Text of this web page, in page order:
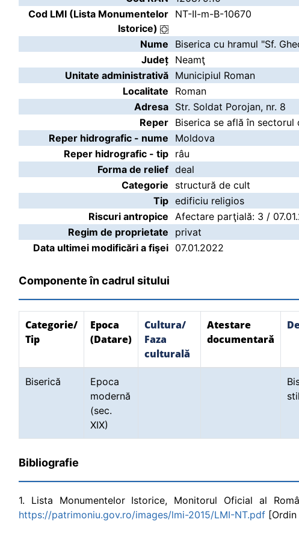
Cod LMI (Lista Monumentelor
Istorice)
NT-II-m-B-10670
Nume
Biserica cu hramul "Sf.
Județ Neamţ
Unitate administrativă Municipiul Roman
Localitate
Roman
Adresa Str. Soldat Porojan, nr. 8
Reper Biserica se află în sectorul
Reper hidrografic - nume
Moldova
Reper hidrografic - tip râu
Forma de relief deal
Categorie
structură de cult
Tip edificiu religios
Riscuri antropice Afectare parţială: 3 /
Regim de proprietate
privat
Data ultimei modificări a fişei 07.01.2022
Componente în cadrul sitului
Categorie/
Tip
Epoca
(Datare)
Cultura/
Faza
culturală
Atestare
documentară
Biserică
Epoca
modernă
(sec.
XIX)
Bibliografie
1. Lista Monumentelor Istorice, Monitorul Oficial al
https://patrimoniu.gov.ro/images/lmi-2015/LMI-NT.pdf